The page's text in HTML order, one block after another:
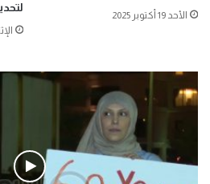
الأحد 19 أكتوبر 2025